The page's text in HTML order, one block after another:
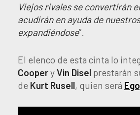
Viejos rivales se convertirán
acudirán en ayuda de
expandiéndose”.
El elenco de esta cinta lo
CooperyVin Disel prestarán
de Kurt Rusell, quien será